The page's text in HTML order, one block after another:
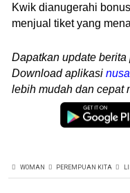
Kwik dianugerahi
menjual tiket yang
Dapatkan update
Download aplikasi
lebih mudah dan cepat
WOMAN PEREMPUAN KITA